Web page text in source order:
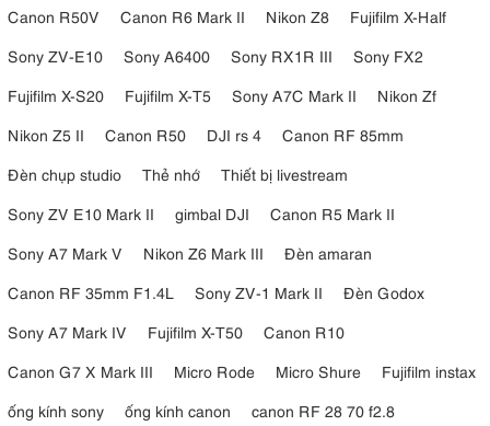
Canon R50V
Canon R6 Mark II Nikon Z8
Fujifilm X-Half
Sony ZV-E10
Sony A6400 Sony RX1R III
Sony FX2
Fujifilm X-S20
Fujifilm X-T5 Sony A7C Mark II
Nikon Zf
Nikon Z5 II
Canon R50 DJI rs 4
Canon RF 85mm
Đèn chụp studio
Thẻ nhớ
Thiết bị livestream
Sony ZV E10 Mark II
gimbal DJI
Canon R5 Mark II
Sony A7 Mark V
Nikon Z6 Mark III
Đèn amaran
Canon RF 35mm F1.4L
Sony ZV-1 Mark II
Đèn Godox
Sony A7 Mark IV
Fujifilm X-T50
Canon R10
Canon G7 X Mark III
Micro Rode Micro Shure
Fujifilm instax
ống kính sony
ống kính canon
canon RF 28 70 f2.8